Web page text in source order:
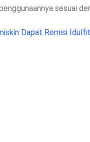
sesuai
Dapat Remisi